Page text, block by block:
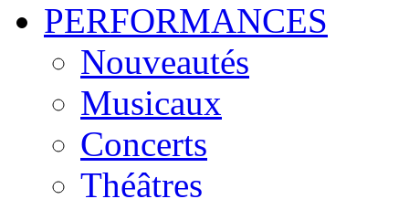
PERFORMANCES
Nouveautés
Musicaux
Concerts
Théâtres